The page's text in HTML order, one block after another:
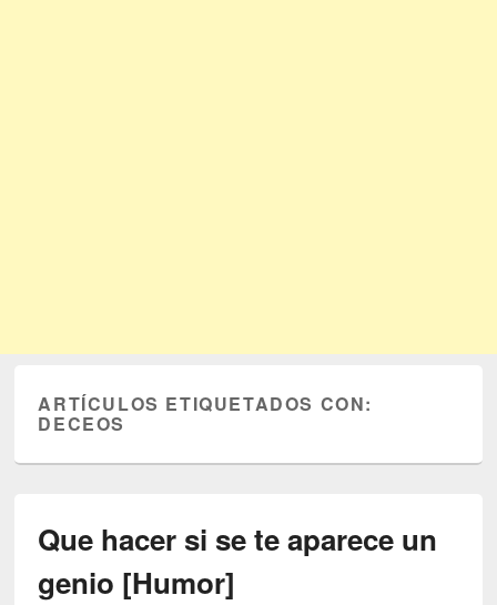
ARTÍCULOS ETIQUETADOS CON:
DECEOS
Que hacer si se te aparece un
genio [Humor]